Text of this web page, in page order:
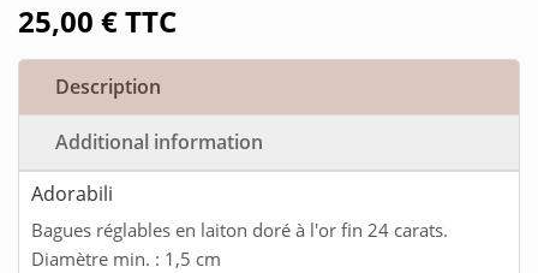
25,00 €TTC
Description
Additional information
Adorabili
Bagues réglables en laiton doré à l'or fin 24 carats.
Diamètre min. : 1,5 cm